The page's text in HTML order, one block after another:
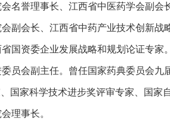
名誉理事长、江西省中医药学会副会
副会长、江西省中药产业技术创新战
国资委企业发展战略和规划论证专家
员会副主任。曾任国家药典委员会九
国家科学技术进步奖评审专家、国家
理事长。